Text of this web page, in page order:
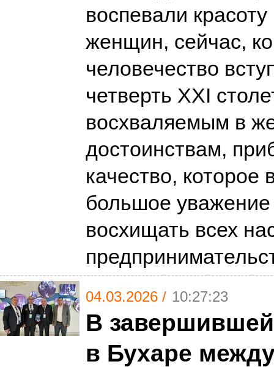
воспевали
женщин, сейчас,
человечество
четверть XXI
восхваляемым в
достоинствам,
качество, которое
большое уважение
восхищать всех
04.03.2026 / 10:27:23
В
в Бухаре